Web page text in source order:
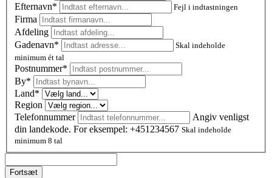
Efternavn* Fejl i indtastningen
Firma
Afdeling
Gadenavn*
Skal indeholde
minimum ét tal
Postnummer*
By*
Land*
Region
Telefonnummer
Angiv venligst
din landekode. For eksempel: +451234567 Skal indeholde
minimum 8 tal
Fortsæt